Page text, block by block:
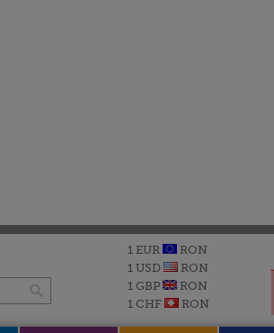
1 EUR
RON
1 USD
RON
1 GBP
RON
1 CHF
RON